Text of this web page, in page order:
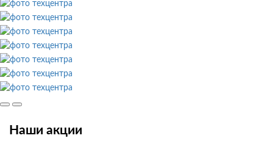
Наши акции